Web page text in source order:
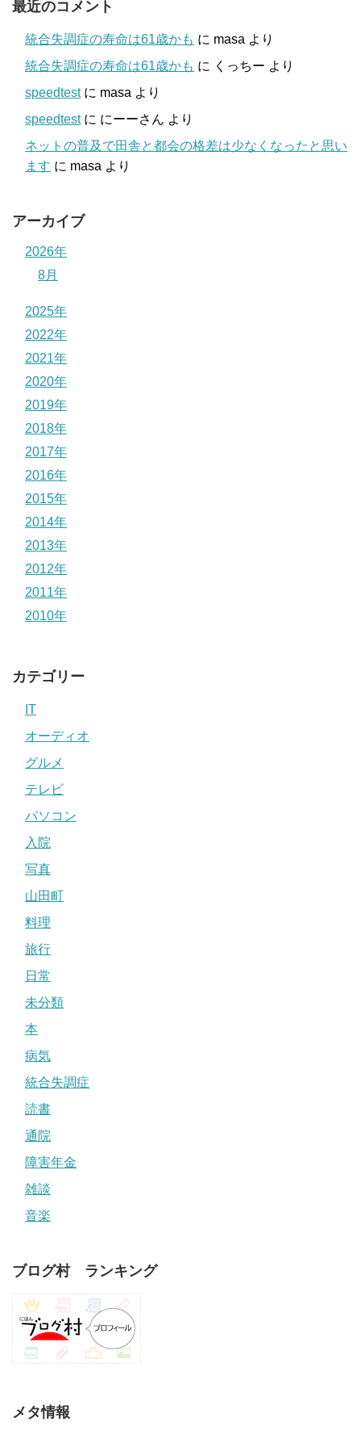
最近のコメント
統合失調症の寿命は61歳かも に masa より
統合失調症の寿命は61歳かも に くっちー より
speedtestに masa より
speedtestに にーーさん より
ネットの普及で田舎と都会の格差は少なくなったと思い
ます に masa より
アーカイブ
2026年
8月
2025年
2022年
2021年
2020年
2019年
2018年
2017年
2016年
2015年
2014年
2013年
2012年
2011年
2010年
カテゴリー
IT
オーディオ
グルメ
テレビ
パソコン
入院
写真
山田町
料理
旅行
日常
未分類
本
病気
統合失調症
読書
通院
障害年金
雑談
音楽
ブログ村 ランキング
メタ情報